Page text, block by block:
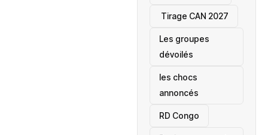
‎ Tirage CAN 2027
Les groupes
dévoilés
les chocs
annoncés
‎RD Congo